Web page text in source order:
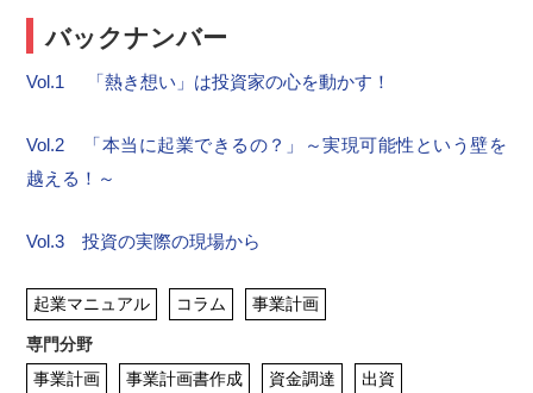
バックナンバー
Vol.1 「熱き想い」は投資家の心を動かす！
Vol.2 「本当に起業できるの？」～実現可能性という壁を
越える！～
Vol.3 投資の実際の現場から
起業マニュアル コラム 事業計画
専門分野
事業計画
事業計画書作成 資金調達 出資